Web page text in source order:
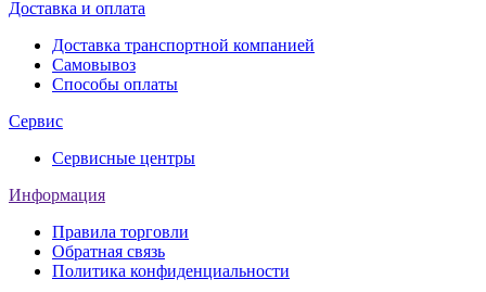
Доставка и оплата
Доставка транспортной компанией
Самовывоз
Способы оплаты
Сервис
Сервисные центры
Информация
Правила торговли
Обратная связь
Политика конфиденциальности